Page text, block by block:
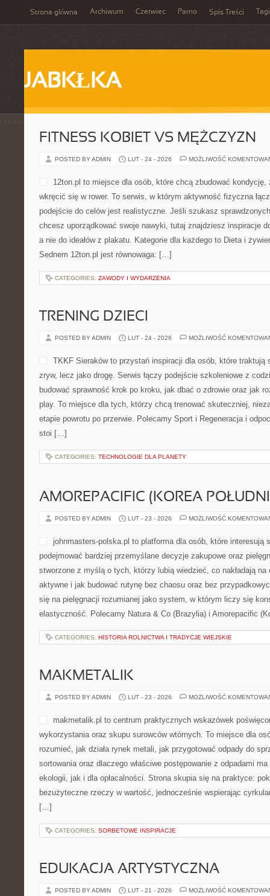
Strona główna Archiwum Czerwiec Parno Spis Treści Tagi
JABKŁKA
FITNESS KOBIET VS MĘŻCZYZN
POSTED BY ADMIN LUT - 24 - 2026 MOŻLIWOŚĆ
12ton.pl to miejsce dla osób, które chcą zbudować
wkręcić się w rower. To serwis, w którym aktywność fizyczna
podejście do celów jest realistyczne. Jeśli szukasz
chcesz uporządkować swoje nawyki, tutaj znajdziesz inspiracje
a nie do ideałów z plakatu. Kategorie dla każdego to Dieta i
Sednem 12ton.pl jest równowaga: […]
CATEGORIES: ZAWODY I WYDARZENIA
TRENING DZIECI
POSTED BY ADMIN LUT - 24 - 2026 MOŻLIWOŚĆ
TKKF Sieraków to przystań inspiracji dla osób, które traktują
zryw, lecz jako drogę. Serwis łączy podejście szkoleniowe z
budować sprawność krok po kroku, jak dbać o zdrowie oraz jak
play. To miejsce dla tych, którzy chcą trenować skuteczniej,
etapie powrotu po przerwie. Polecamy Sport i Regeneracja i
stoi […]
CATEGORIES: TECHNOLOGIE DLA PLANETY
AMOREPACIFIC (KOREA
POSTED BY ADMIN LUT - 23 - 2026 MOŻLIWOŚĆ
johnmasters-polska.pl to platforma dla osób, które interesują
podejmować bardziej przemyślane decyzje zakupowe oraz
stworzone z myślą o tych, którzy lubią wiedzieć, co nakładają na
aktywne i jak budować rutynę bez chaosu oraz bez
się na pielęgnacji rozumianej jako system, w którym liczy się
elastyczność. Polecamy Natura & Co (Brazylia) i Amorepacific
CATEGORIES: HISTORIA ROLNICTWA I TRADYCJE WIEJSKIE
MAKMETALIK
POSTED BY ADMIN LUT - 23 - 2026 MOŻLIWOŚĆ
makmetalik.pl to centrum praktycznych wskazówek
wykorzystania oraz skupu surowców wtórnych. To miejsce dla
rozumieć, jak działa rynek metali, jak przygotować odpady do
sortowania oraz dlaczego właściwe postępowanie z odpadami
ekologii, jak i dla opłacalności. Strona skupia się na praktyce:
bezużyteczne rzeczy w wartość, jednocześnie wspierając
[…]
CATEGORIES: SORBETOWE INSPIRACJE
EDUKACJA ARTYSTYCZNA
POSTED BY ADMIN LUT - 21 - 2026 MOŻLIWOŚĆ